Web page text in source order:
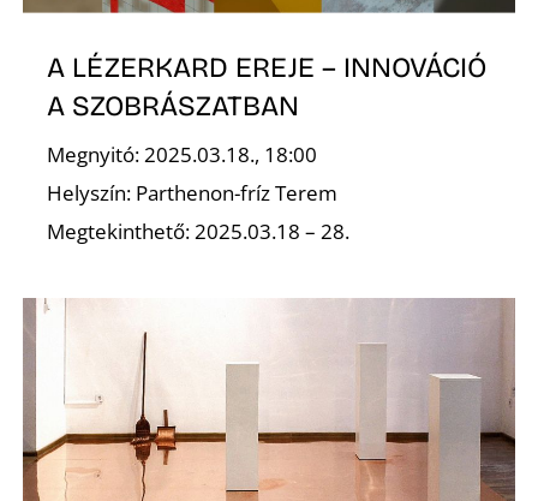
A LÉZERKARD EREJE – INNOVÁCIÓ
A SZOBRÁSZATBAN
Megnyitó: 2025.03.18., 18:00
Helyszín: Parthenon-fríz Terem
Megtekinthető: 2025.03.18 – 28.